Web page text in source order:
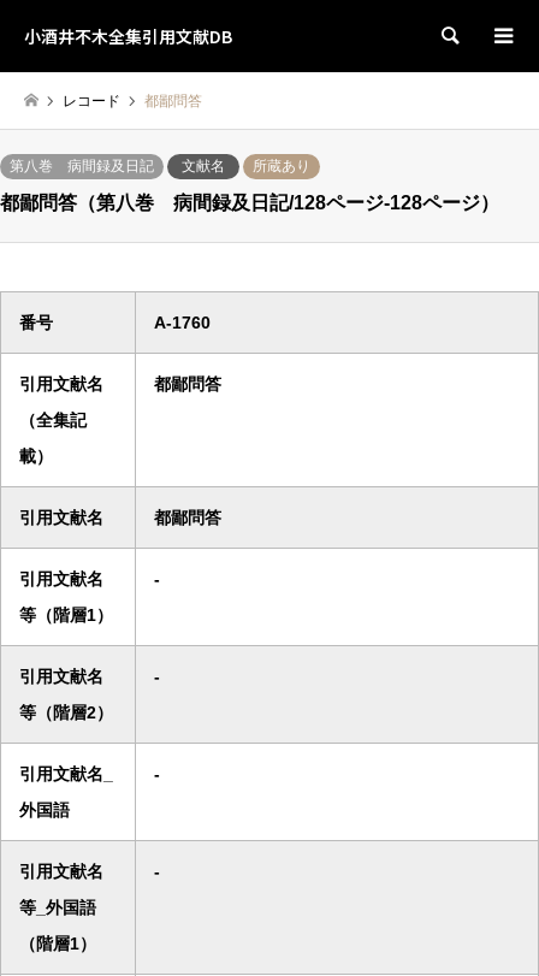
小酒井不木全集引用文献DB 検索
レコード 都鄙問答
第八巻 病間録及日記 文献名 所蔵あり
都鄙問答（第八巻 病間録及日記/128ページ-128ページ）
番号 A-1760
引用文献名
（全集記
載）
都鄙問答
引用文献名 都鄙問答
引用文献名
等（階層1）
-
引用文献名
等（階層2）
-
引用文献名_
外国語
-
引用文献名
等_外国語
（階層1）
-